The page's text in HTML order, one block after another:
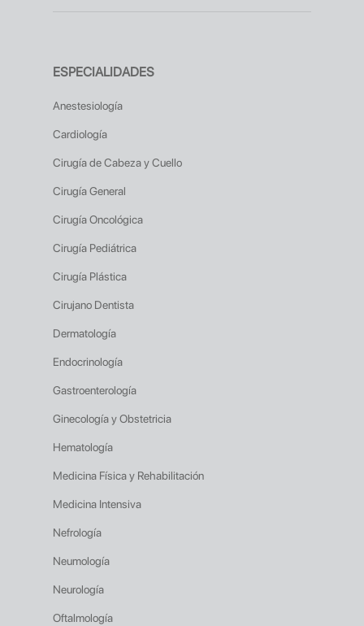
ESPECIALIDADES
Anestesiología
Cardiología
Cirugía de Cabeza y Cuello
Cirugía General
Cirugía Oncológica
Cirugía Pediátrica
Cirugía Plástica
Cirujano Dentista
Dermatología
Endocrinología
Gastroenterología
Ginecología y Obstetricia
Hematología
Medicina Física y Rehabilitación
Medicina Intensiva
Nefrología
Neumología
Neurología
Oftalmología